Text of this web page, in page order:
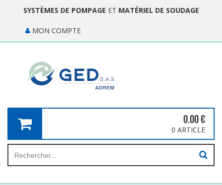
SYSTÈMES DE POMPAGE ET MATÉRIEL DE SOUDAGE
MON COMPTE
0.00€
0 ARTICLE